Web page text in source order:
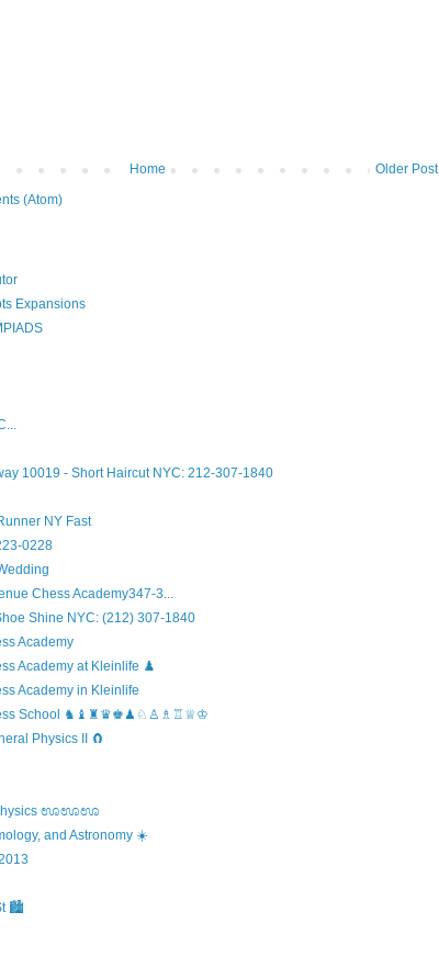
Older Post
Home
(Atom)
Expansions
10019 - Short Haircut NYC: 212-307-1840
NY Fast
0228
Chess Academy347-3...
Shine NYC: (212) 307-1840
Academy
Academy at Kleinlife ♟️
Academy in Kleinlife
School ♞♝♜♛♚♟♘♙♗♖♕♔
Physics II 🧲
ಊಊಊ
and Astronomy ☀️
🏙️